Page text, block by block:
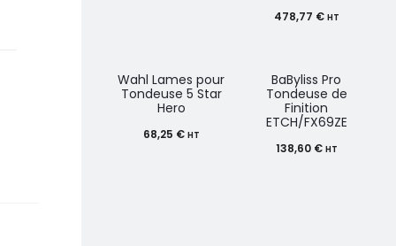
478,77 € HT
Wahl Lames pour
Tondeuse 5 Star
Hero
68,25 € HT
BaByliss Pro
Tondeuse de
Finition
ETCH/FX69ZE
138,60 € HT